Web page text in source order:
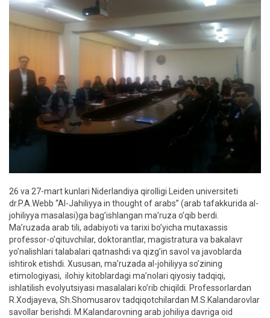
26 va 27-mart kunlari Niderlandiya qirolligi Leiden universiteti
dr.P.A.Webb “Al-Jahiliyya in thought of arabs” (arab tafakkurida al-
johiliyya masalasi)ga bag’ishlangan ma’ruza o’qib berdi.
Ma’ruzada arab tili, adabiyoti va tarixi bo’yicha mutaxassis
professor-o’qituvchilar, doktorantlar, magistratura va bakalavr
yo’nalishlari talabalari qatnashdi va qizg’in savol va javoblarda
ishtirok etishdi. Xususan, ma’ruzada al-johiliyya so’zining
etimologiyasi, ilohiy kitoblardagi ma’nolari qiyosiy tadqiqi,
ishlatilish evolyutsiyasi masalalari ko’rib chiqildi. Professorlardan
R.Xodjayeva, Sh.Shomusarov tadqiqotchilardan M.S.Kalandarovlar
savollar berishdi. M.Kalandarovning arab johiliya davriga oid